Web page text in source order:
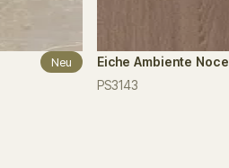
Neu
Eiche Ambiente Noce
PS3143